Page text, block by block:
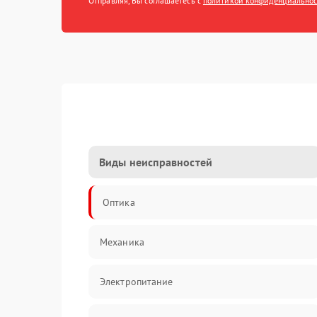
Виды неисправностей
Оптика
Механика
Электропитание